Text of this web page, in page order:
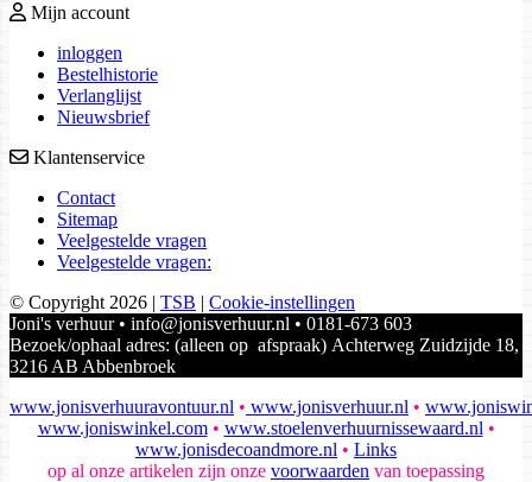
Mijn account
inloggen
Bestelhistorie
Verlanglijst
Nieuwsbrief
Klantenservice
Contact
Sitemap
Veelgestelde vragen
Veelgestelde vragen:
© Copyright 2026 | TSB | Cookie-instellingen
Joni's verhuur • info@jonisverhuur.nl • 0181-673 603
Bezoek/ophaal adres: (alleen op afspraak) Achterweg Zuidzijde 18,
3216 AB Abbenbroek
www.jonisverhuuravontuur.nl • www.jonisverhuur.nl •
www.joniswinkel.com• www.stoelenverhuurnissewaard.nl •
www.jonisdecoandmore.nl • Links
op al onze artikelen zijn onze voorwaarden van toepassing